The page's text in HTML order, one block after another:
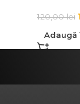
120,00lei
Adaugă